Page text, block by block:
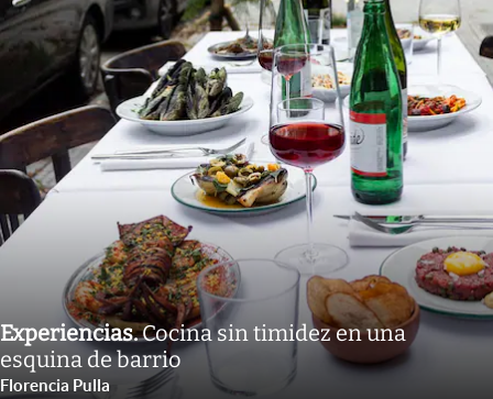
Experiencias.Cocina sin timidez en una
esquina de barrio
Florencia Pulla